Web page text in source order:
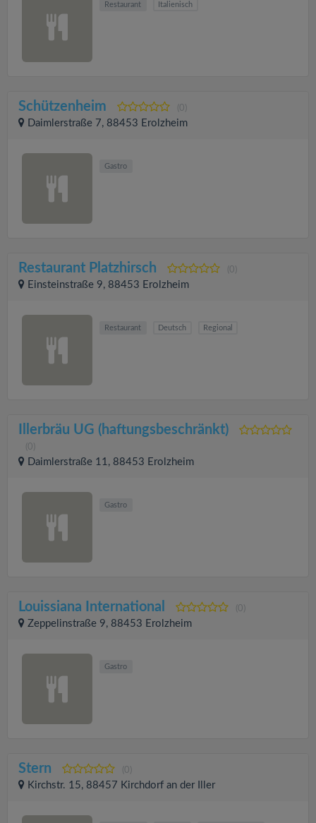
Restaurant Italienisch
Schützenheim (0)
Daimlerstraße 7, 88453 Erolzheim
Gastro
Restaurant Platzhirsch (0)
Einsteinstraße 9, 88453 Erolzheim
Restaurant Deutsch Regional
Illerbräu UG (haftungsbeschränkt)
(0)
Daimlerstraße 11, 88453 Erolzheim
Gastro
Louissiana International (0)
Zeppelinstraße 9, 88453 Erolzheim
Gastro
Stern (0)
Kirchstr. 15, 88457 Kirchdorf an der Iller